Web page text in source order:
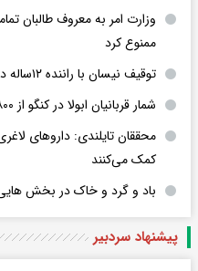
وزارت امر به معروف طالبان
ممنوع کرد
توقیف نیسان با راننده ۱۲ساله در قزوین
شمار قربانیان ابولا در کنگو از ۱۸۰۰ نفر گذشت
کمک می‌کنند
باد و گرد و خاک در بخش
پیشنهاد سردبیر